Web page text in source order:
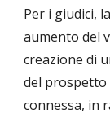
Per i giudici,
aumento del
creazione di
del prospetto
connessa, in